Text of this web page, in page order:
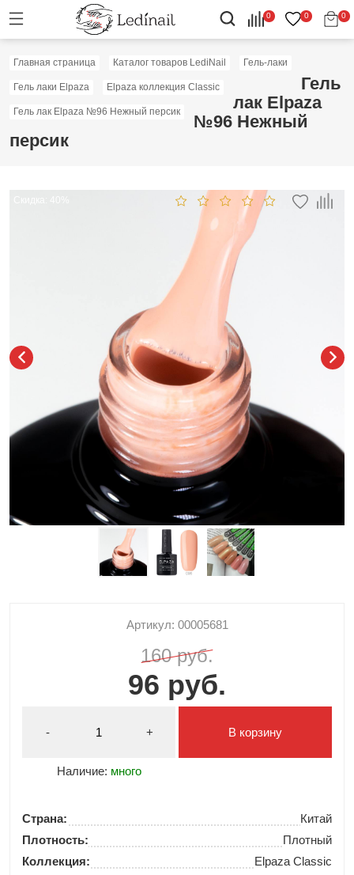
0 0 0
Главная страница Каталог товаров LediNail Гель-лаки
Гель лаки Elpaza Elpaza коллекция Classic
Гель лак Elpaza №96 Нежный персик
Гель
лак Elpaza
№96 Нежный
персик
Артикул: 00005681
160 руб.
96 руб.
- +
Наличие: много
В корзину
Страна:
Китай
Плотность:
Плотный
Коллекция:
Elpaza Classic